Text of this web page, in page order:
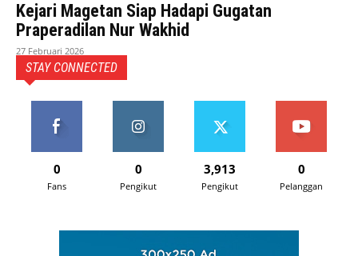
Kejari Magetan Siap Hadapi Gugatan
Praperadilan Nur Wakhid
27 Februari 2026
STAY CONNECTED
0
Fans
0
Pengikut
3,913
Pengikut
0
Pelanggan